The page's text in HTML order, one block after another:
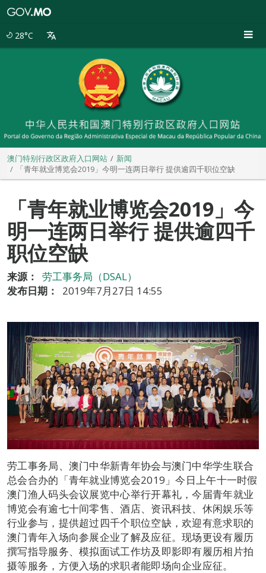
28°C
澳门特别行政区政府入口网站
新闻
「青年就业博览会2019」今明一连两日举行 提供逾四千职位空缺
「青年就业博览会2019」今
明一连两日举行 提供逾四千
职位空缺
来源：
劳工事务局（DSAL）
发布日期：
2019年7月27日 14:55
劳工事务局、澳门中华新青年协会与澳门中华学生联合
总会合办的「青年就业博览会2019」今日上午十一时假
澳门渔人码头会议展览中心举行开幕礼，今届青年就业
博览会有逾七十间零售、酒店、资讯科技、休闲娱乐等
行业参与，提供超过四千个职位空缺，欢迎有意求职的
澳门青年入场向参展企业了解及应征。现场更设有履历
撰写指导服务、模拟面试工作坊及即影即有履历相片拍
摄等服务，方便入场的求职者能即场向企业应征。